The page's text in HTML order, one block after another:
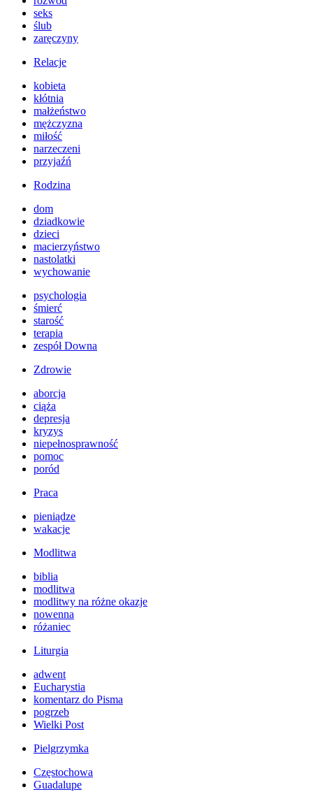
seks
ślub
zaręczyny
Relacje
kobieta
kłótnia
małżeństwo
mężczyzna
miłość
narzeczeni
przyjaźń
Rodzina
dom
dziadkowie
dzieci
macierzyństwo
nastolatki
wychowanie
psychologia
śmierć
starość
terapia
zespół Downa
Zdrowie
aborcja
ciąża
depresja
kryzys
niepełnosprawność
pomoc
poród
Praca
pieniądze
wakacje
Modlitwa
biblia
modlitwa
modlitwy na różne okazje
nowenna
różaniec
Liturgia
adwent
Eucharystia
komentarz do Pisma
pogrzeb
Wielki Post
Pielgrzymka
Częstochowa
Guadalupe